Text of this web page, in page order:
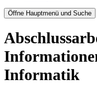
Öffne Hauptmenü und Suche
Informatik